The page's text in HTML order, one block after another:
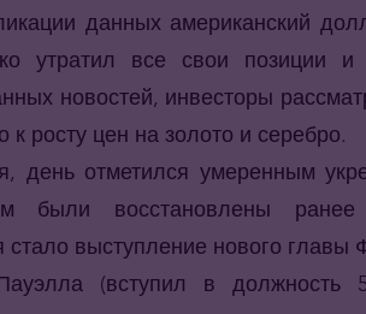
данных американский
утратил все свои позиции
новостей, инвесторы
к росту цен на золото и серебро.
день отметился умеренным
были восстановлены ранее
стало выступление нового
(вступил в